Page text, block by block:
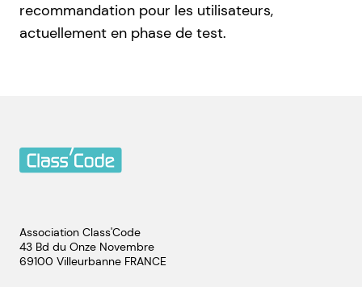
recommandation pour les utilisateurs,
actuellement en phase de test.
Association Class'Code
43 Bd du Onze Novembre
69100 Villeurbanne FRANCE